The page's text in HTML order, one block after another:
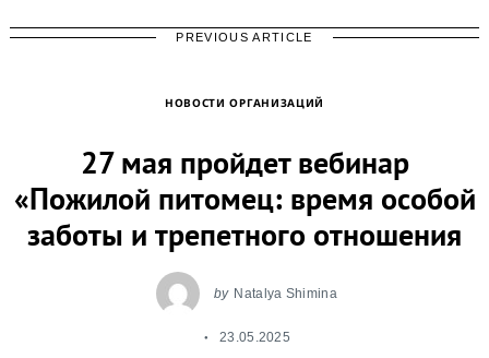
PREVIOUS ARTICLE
НОВОСТИ ОРГАНИЗАЦИЙ
27 мая пройдет вебинар
«Пожилой питомец: время особой
заботы и трепетного отношения
by Natalya Shimina
23.05.2025